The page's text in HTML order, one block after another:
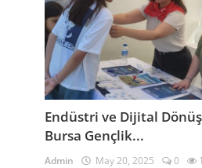
Endüstri ve Dijital
Bursa Gençlik...
Admin May 20, 2025 0